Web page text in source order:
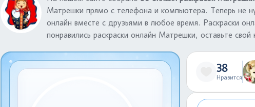
Матрешки прямо с телефона и компьютера. Теперь не
онлайн вместе с друзьями в любое время. Раскраски
понравились раскраски онлайн Матрешки, оставьте
38
Нравится